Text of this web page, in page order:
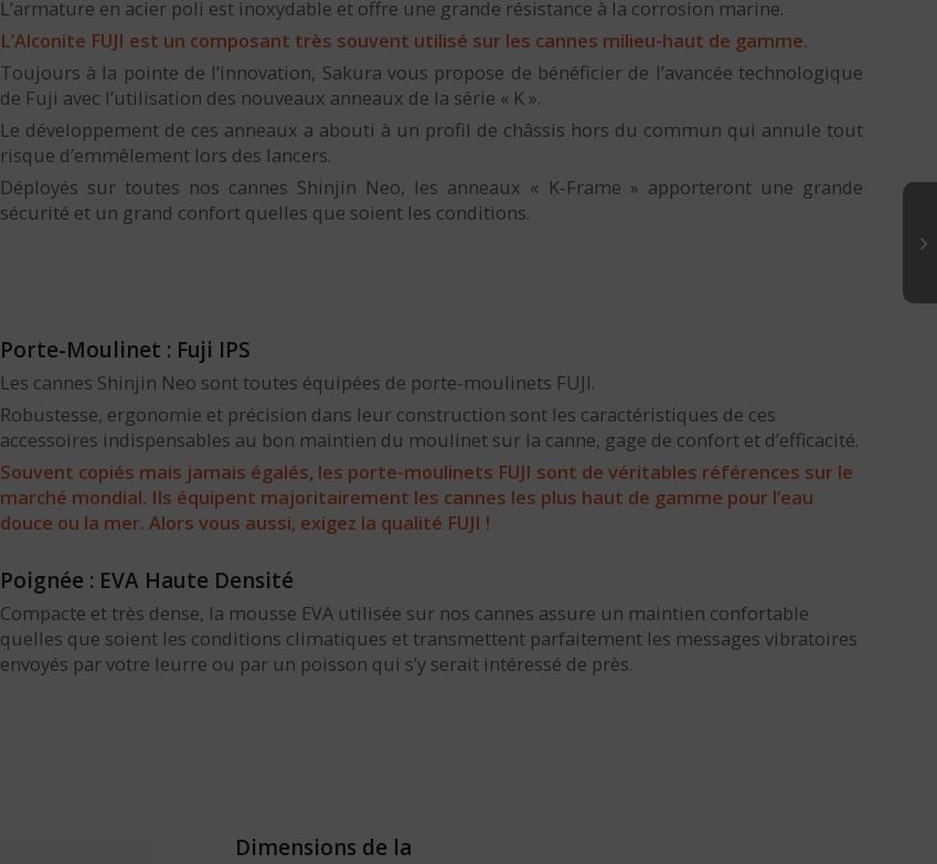
L’armature en acier poli est inoxydable et offre une grande résistance à la corrosion marine.
L’Alconite FUJI est un composant très souvent utilisé sur les cannes milieu-haut de gamme.
Toujours à la pointe de l’innovation, Sakura vous propose de bénéficier de l’avancée technologique
de Fuji avec l’utilisation des nouveaux anneaux de la série « K ».
Le développement de ces anneaux a abouti à un profil de châssis hors du commun qui annule tout
risque d’emmêlement lors des lancers.
Déployés sur toutes nos cannes Shinjin Neo, les anneaux « K-Frame » apporteront une grande
sécurité et un grand confort quelles que soient les conditions.
Porte-Moulinet : Fuji IPS
Les cannes Shinjin Neo sont toutes équipées de porte-moulinets FUJI.
Robustesse, ergonomie et précision dans leur construction sont les caractéristiques de ces
accessoires indispensables au bon maintien du moulinet sur la canne, gage de confort et d’efficacité.
Souvent copiés mais jamais égalés, les porte-moulinets FUJI sont de véritables références sur le
marché mondial. Ils équipent majoritairement les cannes les plus haut de gamme pour l’eau
douce ou la mer. Alors vous aussi, exigez la qualité FUJI !
Poignée : EVA Haute Densité
Compacte et très dense, la mousse EVA utilisée sur nos cannes assure un maintien confortable
quelles que soient les conditions climatiques et transmettent parfaitement les messages vibratoires
envoyés par votre leurre ou par un poisson qui s’y serait intéressé de près.
Dimensions de la